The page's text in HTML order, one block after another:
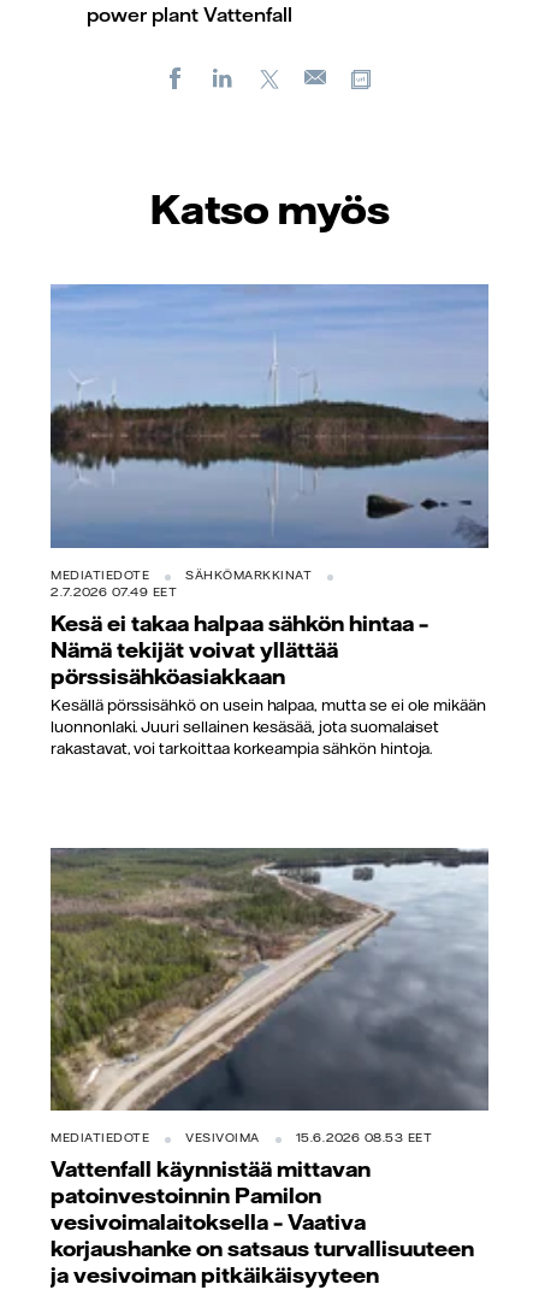
power plant Vattenfall
FacebookLinkedIn
Sähköposti
Katso myös
MEDIATIEDOTE
SÄHKÖMARKKINAT
2.7.2026 07.49 EET
Kesä ei takaa halpaa sähkön hintaa –
Nämä tekijät voivat yllättää
pörssisähköasiakkaan
Kesällä pörssisähkö on usein halpaa, mutta se ei ole mikään
luonnonlaki. Juuri sellainen kesäsää, jota suomalaiset
rakastavat, voi tarkoittaa korkeampia sähkön hintoja.
MEDIATIEDOTE VESIVOIMA 15.6.2026 08.53 EET
Vattenfall käynnistää mittavan
patoinvestoinnin Pamilon
vesivoimalaitoksella – Vaativa
korjaushanke on satsaus turvallisuuteen
ja vesivoiman pitkäikäisyyteen